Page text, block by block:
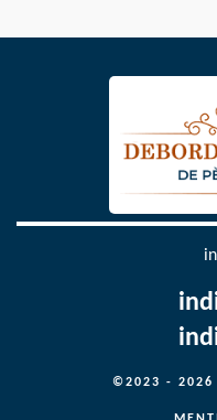
©2023 - 2026